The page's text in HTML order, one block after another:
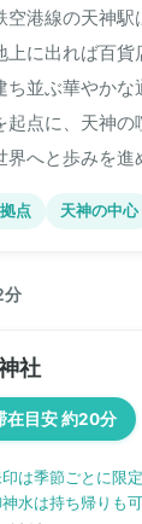
空港線の天神駅
上に出れば百
ち並ぶ華やかな
起点に、天神
界へと歩みを進
点 天神の中心
分
社
在目安 約20分
は季節ごとに限
水は持ち帰りも可